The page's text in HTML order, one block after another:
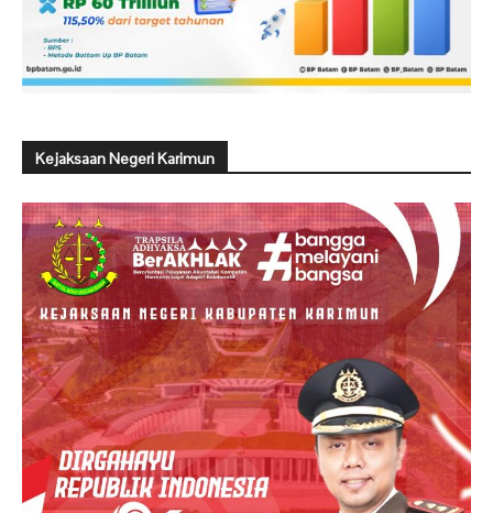
Kejaksaan Negeri Karimun